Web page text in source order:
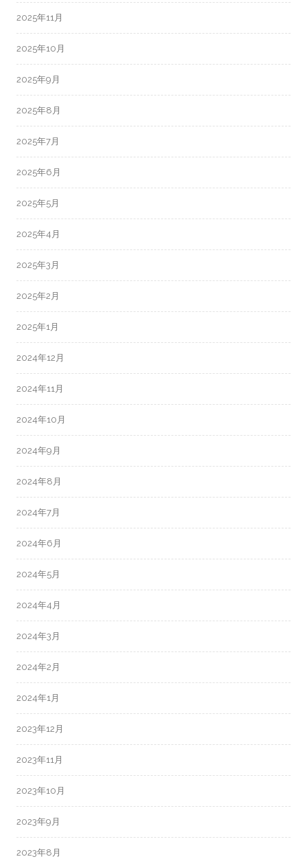
2025年11月
2025年10月
2025年9月
2025年8月
2025年7月
2025年6月
2025年5月
2025年4月
2025年3月
2025年2月
2025年1月
2024年12月
2024年11月
2024年10月
2024年9月
2024年8月
2024年7月
2024年6月
2024年5月
2024年4月
2024年3月
2024年2月
2024年1月
2023年12月
2023年11月
2023年10月
2023年9月
2023年8月